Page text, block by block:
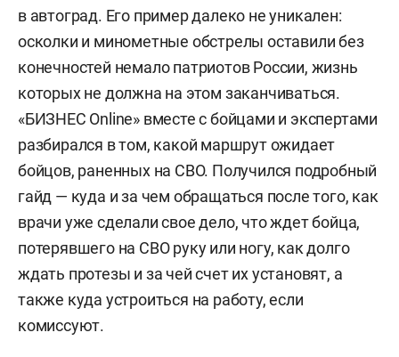
в автоград. Его пример далеко не уникален:
осколки и минометные обстрелы оставили без
конечностей немало патриотов России, жизнь
которых не должна на этом заканчиваться.
«БИЗНЕС Online» вместе с бойцами и экспертами
разбирался в том, какой маршрут ожидает
бойцов, раненных на СВО. Получился подробный
гайд — куда и за чем обращаться после того, как
врачи уже сделали свое дело, что ждет бойца,
потерявшего на СВО руку или ногу, как долго
ждать протезы и за чей счет их установят, а
также куда устроиться на работу, если
комиссуют.